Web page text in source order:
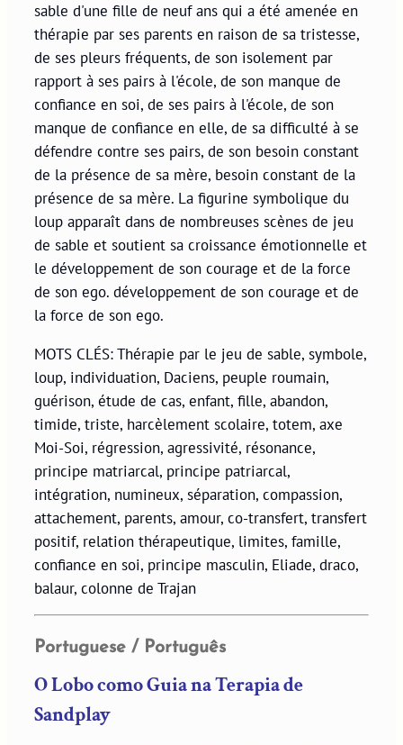
sable d'une fille de neuf ans qui a été amenée en
thérapie par ses parents en raison de sa tristesse,
de ses pleurs fréquents, de son isolement par
rapport à ses pairs à l'école, de son manque de
confiance en soi, de ses pairs à l'école, de son
manque de confiance en elle, de sa difficulté à se
défendre contre ses pairs, de son besoin constant
de la présence de sa mère, besoin constant de la
présence de sa mère. La figurine symbolique du
loup apparaît dans de nombreuses scènes de jeu
de sable et soutient sa croissance émotionnelle et
le développement de son courage et de la force
de son ego. développement de son courage et de
la force de son ego.
MOTS CLÉS: Thérapie par le jeu de sable, symbole,
loup, individuation, Daciens, peuple roumain,
guérison, étude de cas, enfant, fille, abandon,
timide, triste, harcèlement scolaire, totem, axe
Moi-Soi, régression, agressivité, résonance,
principe matriarcal, principe patriarcal,
intégration, numineux, séparation, compassion,
attachement, parents, amour, co-transfert, transfert
positif, relation thérapeutique, limites, famille,
confiance en soi, principe masculin, Eliade, draco,
balaur, colonne de Trajan
Portuguese / Português
O Lobo como Guia na Terapia de
Sandplay